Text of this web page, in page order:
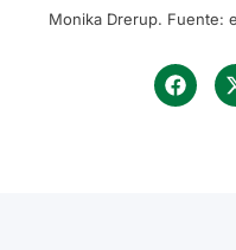
Monika Drerup. Fuente: